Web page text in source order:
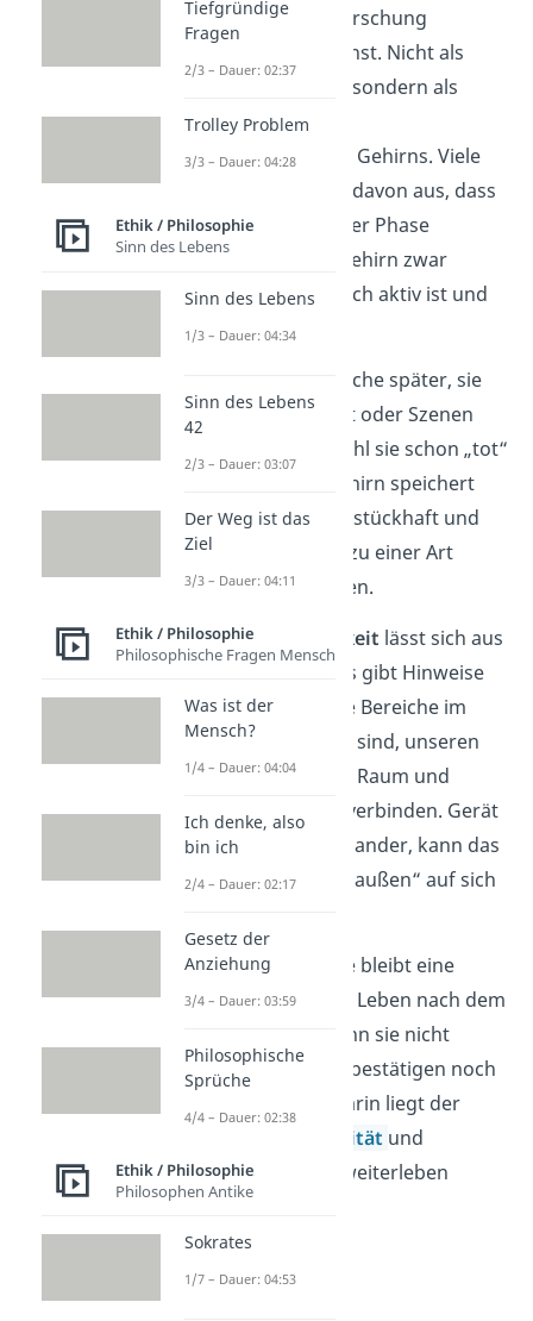
Trotzdem nimmt die Forschung
Nahtoderfahrungen ernst. Nicht als
Beweis für ein Jenseits, sondern als
Einblick in die extreme
Leistungsfähigkeit
des Gehirns. Viele
Wissenschaftler gehen davon aus, dass
solche Erlebnisse in einer Phase
entstehen, in der das Gehirn zwar
unterversorgt, aber noch aktiv ist und
Eindrücke verarbeitet.
Deshalb berichten manche später, sie
hättenStimmengehört oder Szenen
wahrgenommen, obwohl sie schon „tot“
gewesen seien. Das Gehirn speichert
solche Eindrücke bruchstückhaft und
fügt sie im Nachhinein zu einer Art
innerem Filmzusammen.
AuchAußerkörperlichkeit lässt sich aus
dieser Sicht erklären. Es gibt Hinweise
darauf, dass bestimmte Bereiche im
Gehirn dafür zuständig sind, unseren
Körper, unsere Lage im Raum und
unsere Perspektive zu verbinden. Gerät
dieses System durcheinander, kann das
Gefühl entstehen, „von außen“ auf sich
Trotz aller Erkenntnisse bleibt eine
Frage offen: Gibt es ein Leben nach dem
Tod? Die Forschung kann sie nicht
beantworten — weder bestätigen noch
ausschließen. Genau darin liegt der
Spiritualität und
individuelle Hoffnung weiterleben
dürfen.
Tiefgründige
Fragen
2/3 – Dauer: 02:37
Trolley Problem
3/3 – Dauer: 04:28
Ethik / Philosophie
Sinn des Lebens
Sinn des Lebens
1/3 – Dauer: 04:34
Sinn des Lebens
42
2/3 – Dauer: 03:07
Der Weg ist das
Ziel
3/3 – Dauer: 04:11
Ethik / Philosophie
Philosophische Fragen Mensch
Was ist der
Mensch?
1/4 – Dauer: 04:04
Ich denke, also
bin ich
2/4 – Dauer: 02:17
Gesetz der
Anziehung
3/4 – Dauer: 03:59
Philosophische
Sprüche
4/4 – Dauer: 02:38
Ethik / Philosophie
Philosophen Antike
Sokrates
1/7 – Dauer: 04:53